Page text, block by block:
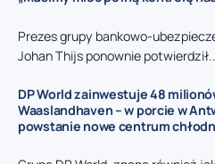
Prezes grupy bankowo-
Johan Thijs ponownie
DP World zainwestuje 48
Waaslandhaven – w porcie w
powstanie nowe centrum